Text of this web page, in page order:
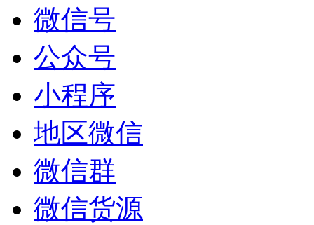
微信号
公众号
小程序
地区微信
微信群
微信货源